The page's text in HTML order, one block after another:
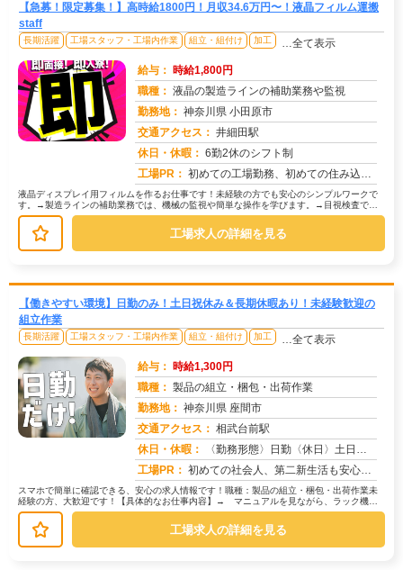
【急募！限定募集！】高時給1800円！月収34.6万円〜！液晶フィルム運搬
staff
長期活躍 工場スタッフ・工場内作業 組立・組付け 加工 …全て表示
給与： 時給1,800円
職種： 液晶の製造ラインの補助業務や監視
勤務地： 神奈川県 小田原市
交通アクセス： 井細田駅
休日・休暇： 6勤2休のシフト制
工場PR： 初めての工場勤務、初めての住み込み…不安は尽きないですよね。でも大丈夫！株式会社京栄センターなら、あなたをしっかり...
液晶ディスプレイ用フィルムを作るお仕事です！未経験の方でも安心のシンプルワークで
す。→製造ラインの補助業務では、機械の監視や簡単な操作を学びます。→目視検査で
は、製品に傷や汚れがないか確認します...
工場求人の詳細を見る
【働きやすい環境】日勤のみ！土日祝休み＆長期休暇あり！未経験歓迎の
組立作業
長期活躍 工場スタッフ・工場内作業 組立・組付け 加工 …全て表示
給与： 時給1,300円
職種： 製品の組立・梱包・出荷作業
勤務地： 神奈川県 座間市
交通アクセス： 相武台前駅
休日・休暇：
〈勤務形態〉日勤〈休日〉土日祝★ＧＷ★夏季休暇★冬季休暇★年末年始
工場PR： 初めての社会人、第二新生活も安心！株式会社京栄センターで、新しい一歩を踏み出してみませんか？→ 完全個室のワンルー...
スマホで簡単に確認できる、安心の求人情報です！職種：製品の組立・梱包・出荷作業未
経験の方、大歓迎です！【具体的なお仕事内容】→ マニュアルを見ながら、ラック機器
の組立作業を行います。シンプルで分...
工場求人の詳細を見る